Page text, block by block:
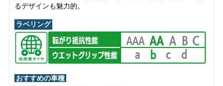
るデザインも魅力的。
ラベリング
おすすめの車種